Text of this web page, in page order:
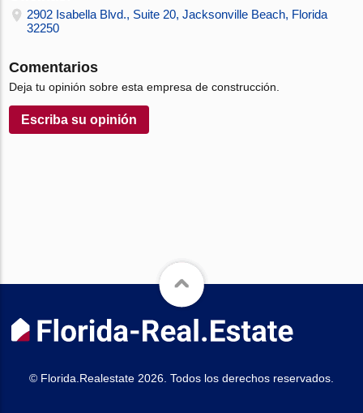
2902 Isabella Blvd., Suite 20, Jacksonville Beach, Florida
32250
Comentarios
Deja tu opinión sobre esta empresa de construcción.
Escriba su opinión
© Florida.Realestate 2026. Todos los derechos reservados.